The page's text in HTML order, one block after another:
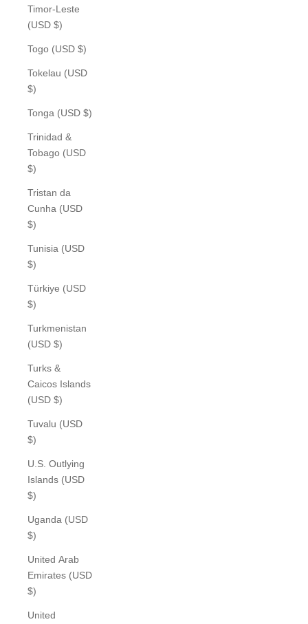
Timor-Leste
(USD $)
Togo (USD $)
Tokelau (USD
$)
Tonga (USD $)
Trinidad &
Tobago (USD
$)
Tristan da
Cunha (USD
$)
Tunisia (USD
$)
Türkiye (USD
$)
Turkmenistan
(USD $)
Turks &
Caicos Islands
(USD $)
Tuvalu (USD
$)
U.S. Outlying
Islands (USD
$)
Uganda (USD
$)
United Arab
Emirates (USD
$)
United